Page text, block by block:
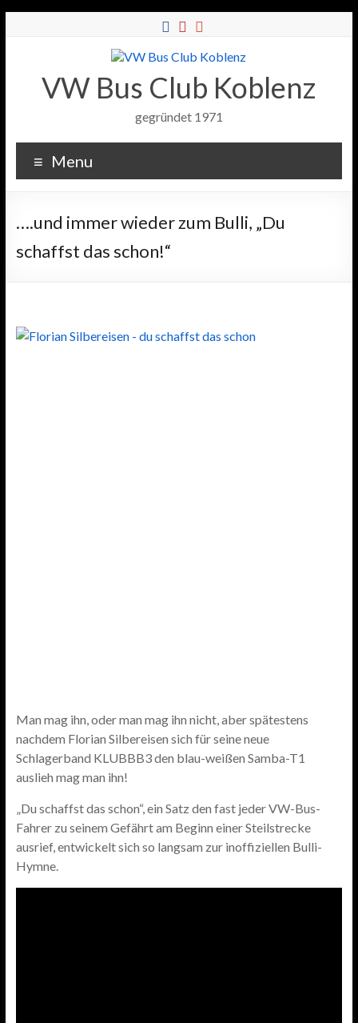
VW Bus Club Koblenz
gegründet 1971
Menu
….und immer wieder zum Bulli, „Du
schaffst das schon!“
Man mag ihn, oder man mag ihn nicht, aber spätestens
nachdem Florian Silbereisen sich für seine neue
Schlagerband KLUBBB3 den blau-weißen Samba-T1
auslieh mag man ihn!
„Du schaffst das schon“, ein Satz den fast jeder VW-Bus-
Fahrer zu seinem Gefährt am Beginn einer Steilstrecke
ausrief, entwickelt sich so langsam zur inoffiziellen Bulli-
Hymne.